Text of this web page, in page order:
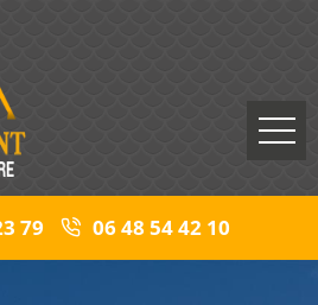
79 06 48 54 42 10